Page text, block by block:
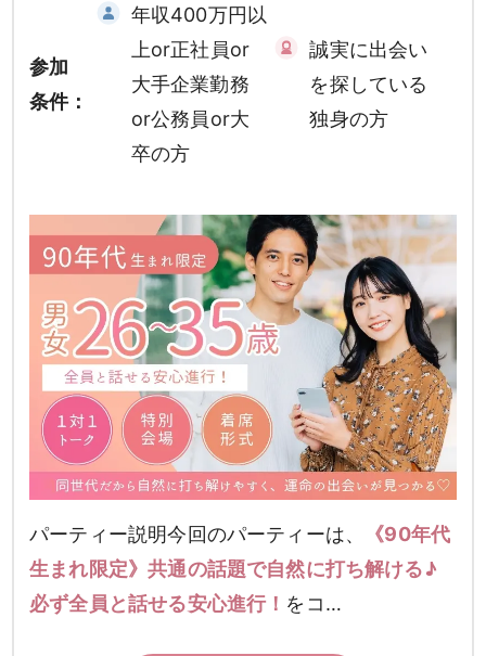
参加
条件：
年収400万円以
上or正社員or
大手企業勤務
or公務員or大
卒の方
誠実に出会い
を探している
独身の方
パーティー説明今回のパーティーは、
《90年代
生まれ限定》共通の話題で自然に打ち解ける♪
必ず全員と話せる安心進行！ をコ…